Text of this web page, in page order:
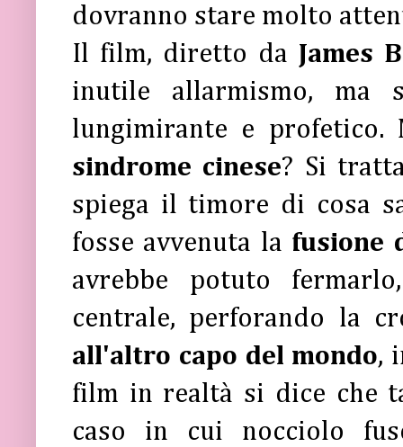
dovranno stare molto
Il film, diretto da James
inutile allarmismo, ma
lungimirante e
sindrome cinese? Si
spiega il timore di cosa
fosse avvenuta la fusione
avrebbe potuto
centrale, perforando la
all'altro capo del mondo,
film in realtà si dice che
caso in cui nocciolo